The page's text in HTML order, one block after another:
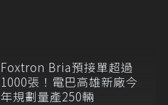
Foxtron Bria預接單超過
1000張！電巴高雄新廠今
年規劃量產250輛